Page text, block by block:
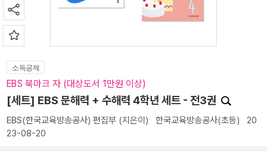
소득공제
EBS 북마크 자 (대상도서 1만원 이상)
[세트] EBS 문해력 + 수해력 4학년 세트 - 전3권
EBS(한국교육방송공사) 편집부 (지은이) 한국교육방송공사(초등) 20
23-08-20